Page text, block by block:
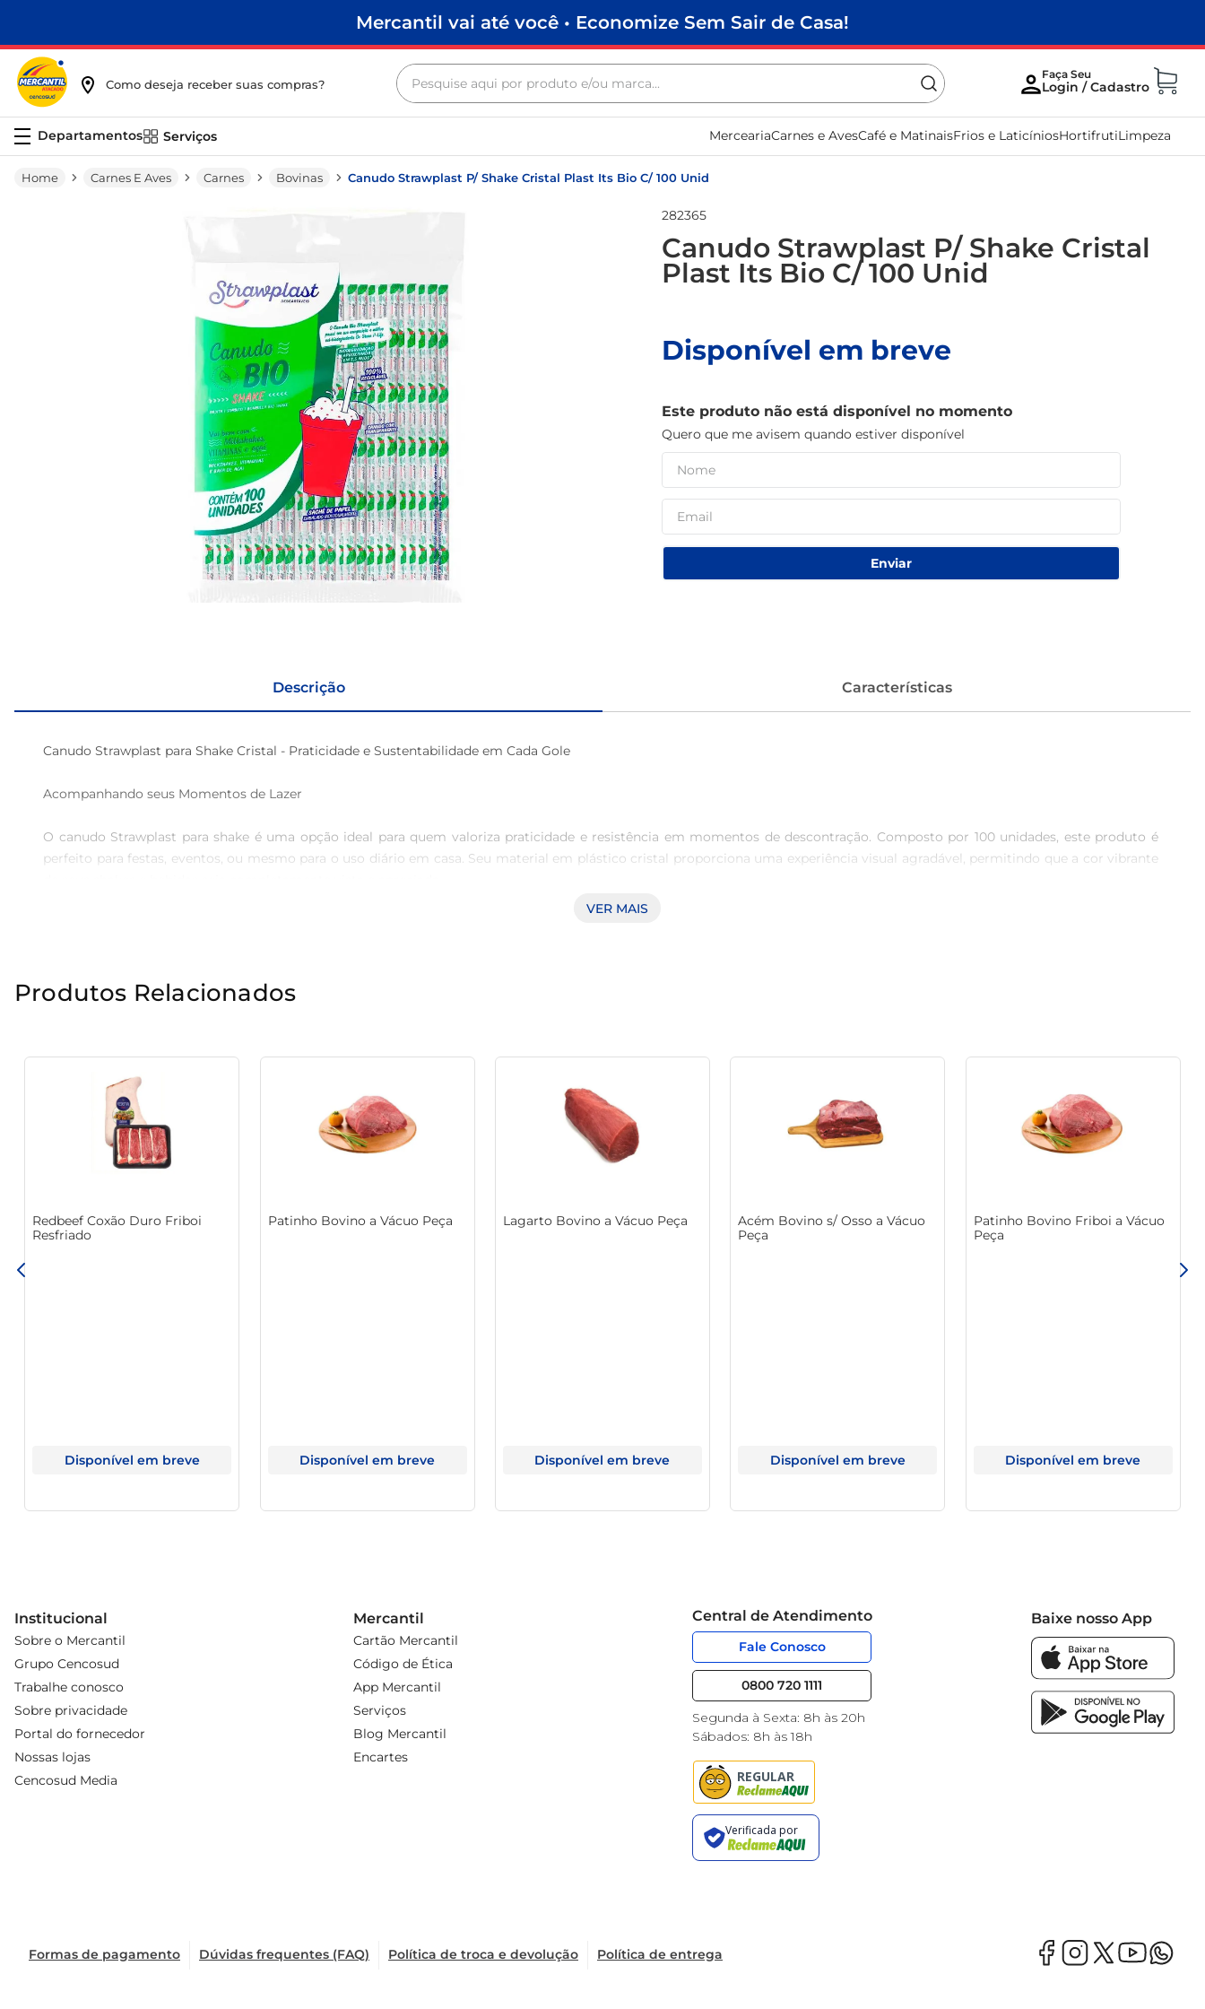
Mercantil vai até você • Economize Sem Sair de Casa!
Como deseja receber suas compras?
Pesquise aqui por produto e/ou marca...
Serviços MerceariaCarnes e AvesCafé e MatinaisFrios e LaticíniosHortifrutiLimpeza
Carnes E Aves Carnes Bovinas Canudo Strawplast P/ Shake Cristal Plast Its Bio C/ 100 Unid
282365
Canudo Strawplast P/ Shake Cristal
Plast Its Bio C/ 100 Unid
Disponível em breve
Este produto não está disponível no momento
Quero que me avisem quando estiver disponível
Enviar
Descrição Características
Canudo Strawplast para Shake Cristal - Praticidade e Sustentabilidade em Cada Gole
Acompanhando seus Momentos de Lazer
O canudo Strawplast para shake é uma opção ideal para quem valoriza praticidade e resistência em momentos de descontração. Composto por 100 unidades, este produto é
perfeito para festas, eventos, ou mesmo para o uso diário em casa. Seu material em plástico cristal proporciona uma experiência visual agradável, permitindo que a cor vibrante
com uma abordagem que busca minimizar o impacto ambiental. Além de serem uma alternativa que evita o uso de canudos descartáveis comuns, esses canudos são uma
Com um design funcional, o canudo Strawplast é ideal para shakes, mas também pode ser utilizado em outras bebidas, como sucos, refrigerantes e smoothies. Seu formato
proporciona facilidade ao sorver, garantindo que você aproveite cada gole de forma confortável e saborosa. A escolha perfeita para quem não abre mão de qualidade e
praticidade em seus momentos de indulgência.
Com 100 unidades por embalagem, este canudo é a escolha perfeita para organizar festas ou reuniões familiares. A quantidade garante que você esteja sempre preparado para
receber convidados de forma prática e funcional. Seja em um evento casual ou em uma celebração especial, o canudo Strawplast traz agilidade e sofisticação ao seu serviço,
VER MAIS
Produtos Relacionados
Redbeef Coxão Duro Friboi
Resfriado
Disponível em breve
Patinho Bovino a Vácuo Peça
Disponível em breve
Lagarto Bovino a Vácuo Peça
Disponível em breve
Acém Bovino s/ Osso a Vácuo
Peça
Disponível em breve
Patinho Bovino Friboi a Vácuo
Peça
Disponível em breve
Institucional
Sobre o Mercantil
Grupo Cencosud
Trabalhe conosco
Sobre privacidade
Portal do fornecedor
Nossas lojas
Cencosud Media
Mercantil
Cartão Mercantil
Código de Ética
App Mercantil
Serviços
Blog Mercantil
Encartes
Central de Atendimento
Fale Conosco
0800 720 1111
Segunda à Sexta: 8h às 20h
Sábados: 8h às 18h
Baixe nosso App
Formas de pagamento Dúvidas frequentes (FAQ) Política de troca e devolução Política de entrega
frango
leite pó
leite condensado
sabão pó
macarrão
café